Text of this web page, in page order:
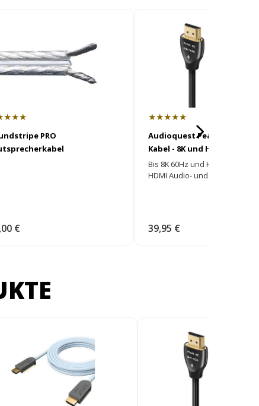
PRO
€
★★★★★
Audioquest Pearl 48 HDMI 2.1
Kabel - 8K und HDR fähig
Bis 8K 60Hz und HDR geeignetes
HDMI Audio- und Videokabel
39,95 €